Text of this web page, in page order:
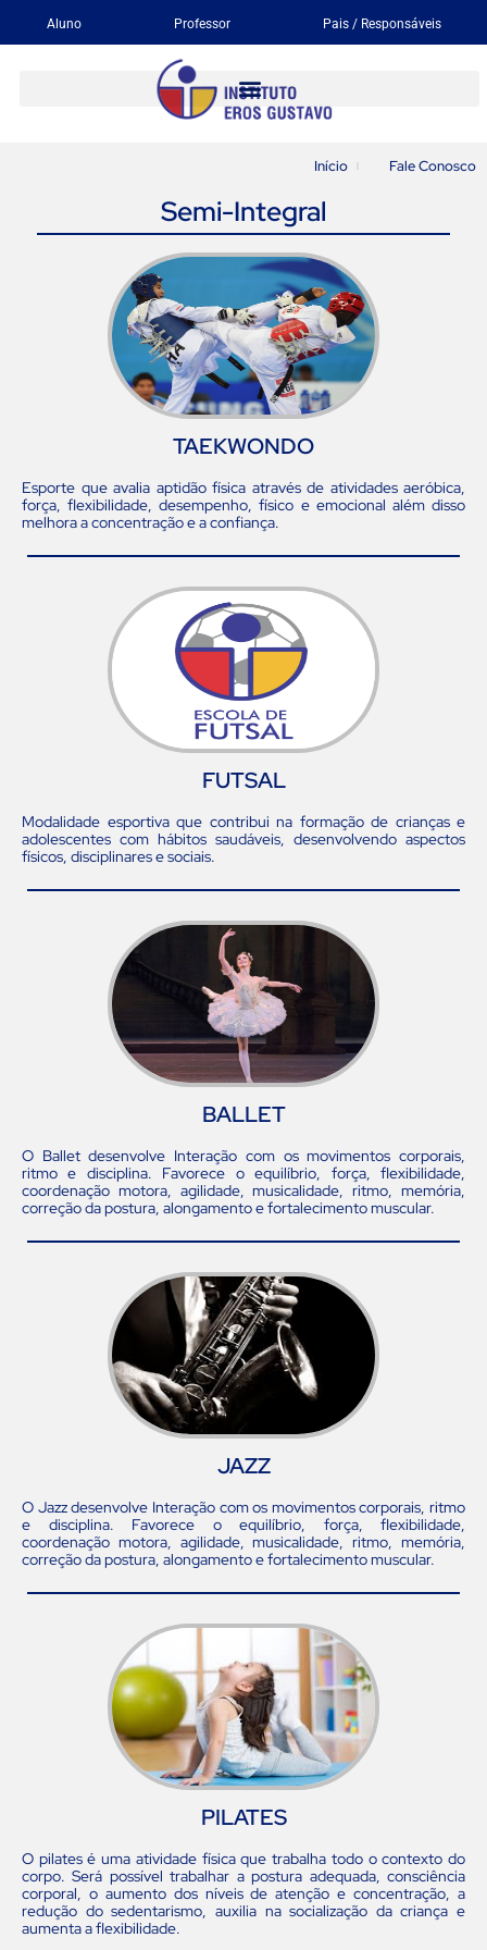
Aluno Professor Pais / Responsáveis
Início Fale Conosco
Semi-Integral
TAEKWONDO
Esporte que avalia aptidão física através de atividades aeróbica,
força, flexibilidade, desempenho, físico e emocional além disso
melhora a concentração e a confiança.
FUTSAL
Modalidade esportiva que contribui na formação de crianças e
adolescentes com hábitos saudáveis, desenvolvendo aspectos
físicos, disciplinares e sociais.
BALLET
O Ballet desenvolve Interação com os movimentos corporais,
ritmo e disciplina. Favorece o equilíbrio, força, flexibilidade,
coordenação motora, agilidade, musicalidade, ritmo, memória,
correção da postura, alongamento e fortalecimento muscular.
JAZZ
O Jazz desenvolve Interação com os movimentos corporais, ritmo
e disciplina. Favorece o equilíbrio, força, flexibilidade,
coordenação motora, agilidade, musicalidade, ritmo, memória,
correção da postura, alongamento e fortalecimento muscular.
PILATES
O pilates é uma atividade física que trabalha todo o contexto do
corpo. Será possível trabalhar a postura adequada, consciência
corporal, o aumento dos níveis de atenção e concentração, a
redução do sedentarismo, auxilia na socialização da criança e
aumenta a flexibilidade.